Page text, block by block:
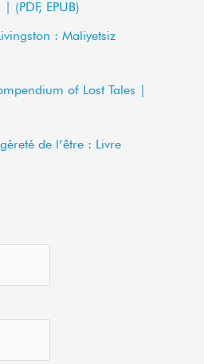
(PDF, EPUB)
: Maliyetsiz
of Lost Tales |
de l’être : Livre